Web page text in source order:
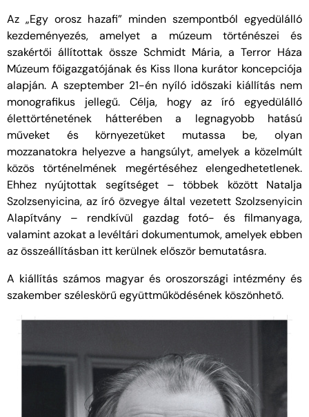
Az „Egy orosz hazafi” minden szempontból egyedülálló
kezdeményezés, amelyet a múzeum történészei és
szakértői állítottak össze Schmidt Mária, a Terror Háza
Múzeum főigazgatójának és Kiss Ilona kurátor koncepciója
alapján. A szeptember 21-én nyíló időszaki kiállítás nem
monografikus jellegű. Célja, hogy az író egyedülálló
élettörténetének hátterében a legnagyobb hatású
műveket és környezetüket mutassa be, olyan
mozzanatokra helyezve a hangsúlyt, amelyek a közelmúlt
közös történelmének megértéséhez elengedhetetlenek.
Ehhez nyújtottak segítséget – többek között Natalja
Szolzsenyicina, az író özvegye által vezetett Szolzsenyicin
Alapítvány – rendkívül gazdag fotó- és filmanyaga,
valamint azokat a levéltári dokumentumok, amelyek ebben
az összeállításban itt kerülnek először bemutatásra.
A kiállítás számos magyar és oroszországi intézmény és
szakember széleskörű együttműködésének köszönhető.